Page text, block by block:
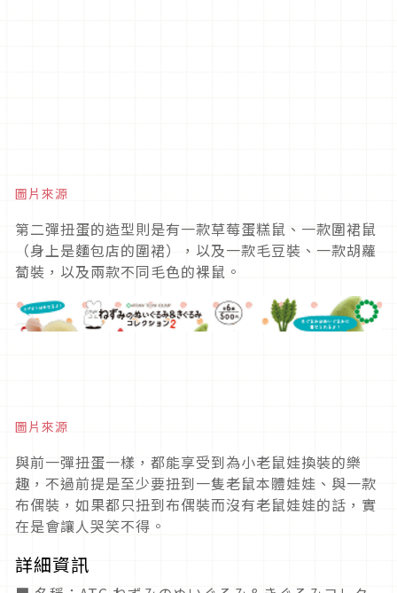
圖片來源
第二彈扭蛋的造型則是有一款草莓蛋糕鼠、一款圍裙鼠
（身上是麵包店的圍裙），以及一款毛豆裝、一款胡蘿
蔔裝，以及兩款不同毛色的裸鼠。
圖片來源
與前一彈扭蛋一樣，都能享受到為小老鼠娃換裝的樂
趣，不過前提是至少要扭到一隻老鼠本體娃娃、與一款
布偶裝，如果都只扭到布偶裝而沒有老鼠娃娃的話，實
在是會讓人哭笑不得。
詳細資訊